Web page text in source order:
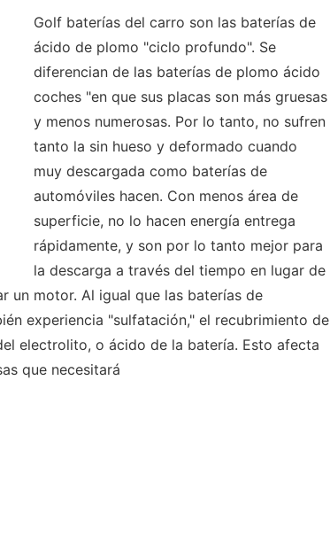
Golf baterías del carro son las baterías de
ácido de plomo "ciclo profundo". Se
diferencian de las baterías de plomo ácido
coches "en que sus placas son más gruesas
y menos numerosas. Por lo tanto, no sufren
tanto la sin hueso y deformado cuando
muy descargada como baterías de
automóviles hacen. Con menos área de
superficie, no lo hacen energía entrega
rápidamente, y son por lo tanto mejor para
la descarga a través del tiempo en lugar de
un motor. Al igual que las baterías de
experiencia "sulfatación," el recubrimiento de
electrolito, o ácido de la batería. Esto afecta
que necesitará